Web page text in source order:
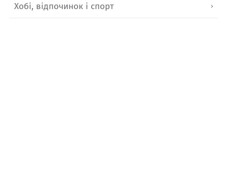
Хобі, відпочинок і спорт